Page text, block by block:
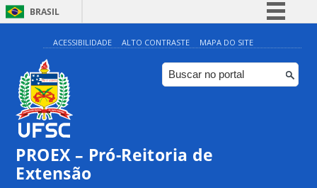
BRASIL
Simplifique!
Comunica BR
Participe
Canais
ACESSIBILIDADE ALTO CONTRASTE MAPA DO SITE
PROEX – Pró-Reitoria de
Extensão